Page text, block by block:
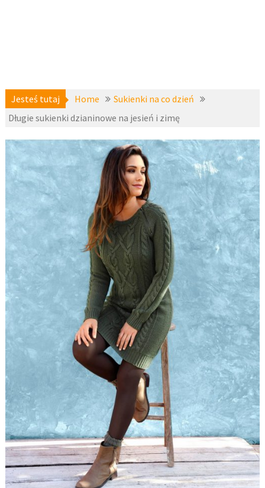
Jesteś tutaj Home
Sukienki na co dzień
Długie sukienki dzianinowe na jesień i zimę
listopada 2016
fashion4u.pl
Sukienki
dzianinowe
Sukienki na
co dzień
zzbopx